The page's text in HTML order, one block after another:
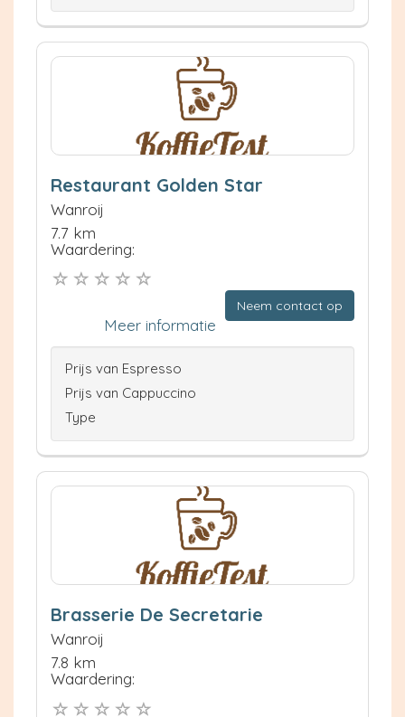
Restaurant Golden Star
Wanroij
7.7 km
Waardering:
Neem contact op
Meer informatie
Prijs van Espresso
Prijs van Cappuccino
Type
Brasserie De Secretarie
Wanroij
7.8 km
Waardering: